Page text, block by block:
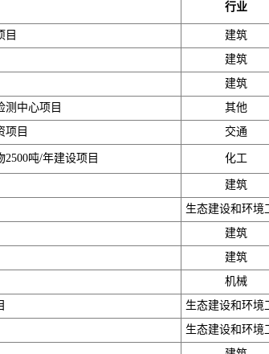
行业
目 建筑
建筑
建筑
测中心项目 其他
项目 交通
吨/年建设项目 化工
建筑
生态建设和环境
建筑
建筑
机械
生态建设和环境
生态建设和环境